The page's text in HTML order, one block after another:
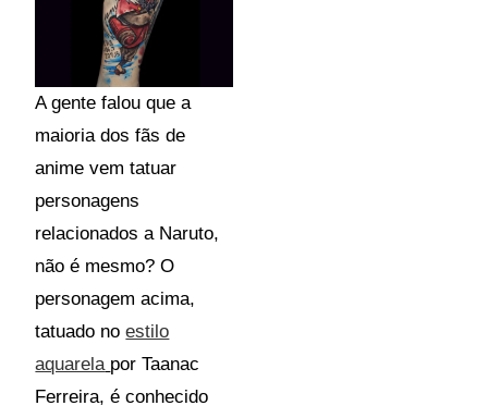
A gente falou que a
maioria dos fãs de
anime vem tatuar
personagens
relacionados a Naruto,
não é mesmo? O
personagem acima,
tatuado noestilo
aquarela por Taanac
Ferreira, é conhecido